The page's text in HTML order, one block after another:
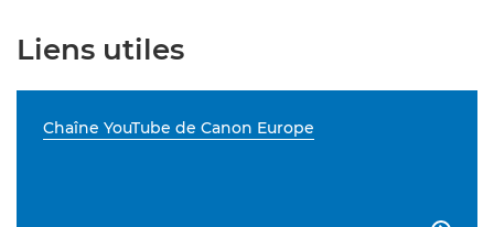
Liens utiles
Chaîne YouTube de Canon Europe